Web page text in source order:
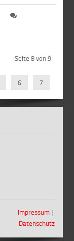
Seite 8 von 9
6
7
Impressum∣
Datenschutz